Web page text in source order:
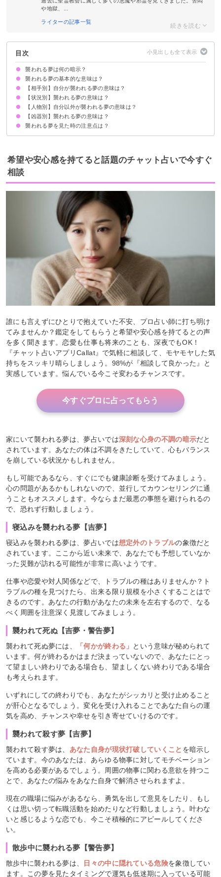
や地獄、...
ライターの記事一覧
目次
襲われる夢は何の暗示？
襲われる夢の基本的な意味は？
不安や恐れの暗示
初夢で見たら全体運上昇
状況によって意味が決まる
【相手別】自分が襲われる夢の意味は？
同性に襲われる夢【警告夢】
知らない人に襲われる夢【警告夢】
異性に襲われる夢【吉夢】
暴漢に襲われる夢【警告夢】
父に襲われる夢【吉夢】
母に襲われる夢【吉夢】
恋人（彼氏・彼女）に襲われる夢【吉夢】
おじさんに襲われる夢【警告夢】
兄弟に襲われる夢【警告夢】
ストーカーに襲われる夢【警告夢】
集団に襲われる夢【吉夢】
未確認生物に襲われる夢【凶夢】
動物に襲われる【警告夢】
【状況別】襲われる夢の意味は？
襲われそうになる夢【警告夢】
襲われそうになって目が覚める夢【吉夢】
襲われそうになって逃げる夢【警告夢】
襲われそうになって戦う夢【吉夢】
家で襲われる夢【警告夢】
寝込みを襲われる夢【吉夢】
襲われて死ぬ【吉夢・警告夢】
襲われて殺す夢【吉夢】
散歩中に襲われる夢【警告夢】
仕事中に襲われる夢【警告夢】
【人物別】自分以外が襲われる夢の意味は？
家族が襲われる夢【警告夢】
友達が襲われる夢【警告夢】
他人・知らない人が襲われる夢【吉夢】
恋人（彼氏・彼女）が襲われる夢【吉夢】
好きな人が襲われる夢【吉夢】
旦那が襲われる夢【警告夢】
妻が襲われる夢【警告夢】
母が襲われる夢【警告夢】
父が襲われる夢【警告夢】
元彼が襲われる夢【吉夢】
嫌いな人が襲われる夢【吉夢】
【凶器別】襲われる夢の意味は？
刃物に襲われる夢【警告夢】
ハサミに襲われる夢【吉夢】
斧に襲われる夢【吉夢】
素手に襲われる夢【警告夢】
銃に襲われる夢【凶夢】
バットに襲われる夢【警告夢】
縄で襲われる夢【警告夢】
襲われる夢を見た時の注意点は？
十分な休息を取る
警告夢や凶夢の内容を人に話す
希望や安心感を持てると話題のチャット占いで今すぐ
相談
誰にも言えずにひとりで抱えていた不安、プロ占い師に打ち明け
てみませんか？鑑定をしてもらうと希望や安心感を持てるとの声
を多く聞きます。恋愛も仕事も将来のことも、深夜でもOK！
『チャット占いアプリCallat』で気軽に相談して、モヤモヤした気
持ちをスッキリ晴らしましょう。98%が『相談して良かった』と
実感しています。悩んでいる今こそ変わるチャンスです。
今すぐプロに占ってもらう
家にいて襲われる夢は、夢占いでは深刻な心身の不調の暗示だと
されています。あなたの体は不調をきたしていて、心もバランス
を崩している状況かもしれません。
もし可能であるなら、すぐにでも健康診断を受けてみましょう。
心の問題があるかもしれないので、並行してカウンセリングに通
うこともオススメします。今ならまだ最悪の事態を避けられるの
で、恐れず行動しましょう。
寝込みを襲われる夢【吉夢】
寝込みを襲われる夢は、夢占いでは想定外のトラブルの象徴だと
されています。ここから近い未来で、あなたでも予想していなか
った災難が訪れる可能性が非常に高いようです。
仕事や恋愛や対人関係などで、トラブルの種はありませんか？ト
ラブルの種を見つけたら、出来る限り規模を小さくすることはで
きるのです。あなたの行動があなたの未来を左右するので、なる
べく周囲を注意深く見渡してみましょう。
襲われて死ぬ【吉夢・警告夢】
襲われて死ぬ夢には、 「何かが終わる」 という意味が秘められて
います。何が終わるかはまだ決まっていないので、あなたにとっ
て望ましい終わりである場合も、望ましくない終わりである場合
も考えられます。
いずれにしての終わりでも、あなたがシッカリと受け止めること
が肝心となるでしょう。変化を受け入れることであなた自らの運
気を高め、チャンスや幸せを引き寄せていけるのです。
襲われて殺す夢【吉夢】
襲われて殺す夢は、 あなた自身が現状打破していくこと を暗示し
ています。今のあなたは、あらゆる物事に対してモチベーション
を高める必要があるでしょう。周囲の物事に関わる意欲を持つこ
とで、あなたの悩みをあなた自身で解消させられますよ。
現在の職場に悩みがあるなら、勇気を出して意見をしたり、もし
くは思い切って転職活動を始めたりなど行動しましょう。叶わな
いと感じるような恋でも、今こそ積極的にアピールしてくださ
い。
散歩中に襲われる夢【警告夢】
散歩中に襲われる夢は、 日々の中に隠れている危険を象徴してい
ます。この夢を見たタイミングで運気も低迷期に入っている可能